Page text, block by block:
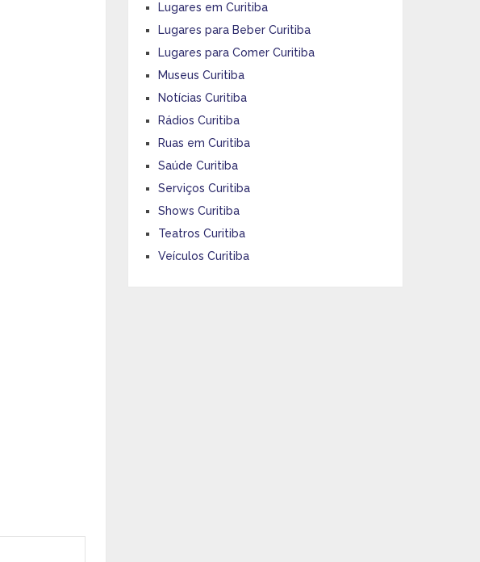
Lugares em Curitiba
Lugares para Beber Curitiba
Lugares para Comer Curitiba
Museus Curitiba
Notícias Curitiba
Rádios Curitiba
Ruas em Curitiba
Saúde Curitiba
Serviços Curitiba
Shows Curitiba
Teatros Curitiba
Veículos Curitiba